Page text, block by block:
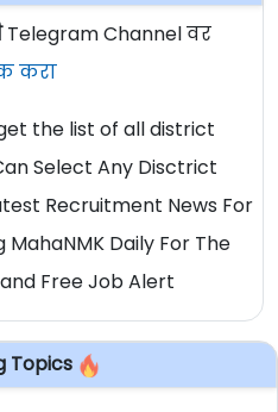
Telegram Channel वर
करा
the list of all district
Select Any Disctrict
Recruitment News For
Daily For The
Free Job Alert
Topics